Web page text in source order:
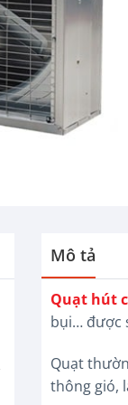
Mô tả
Quạt hút
bụi… được
Quạt
thông gió,